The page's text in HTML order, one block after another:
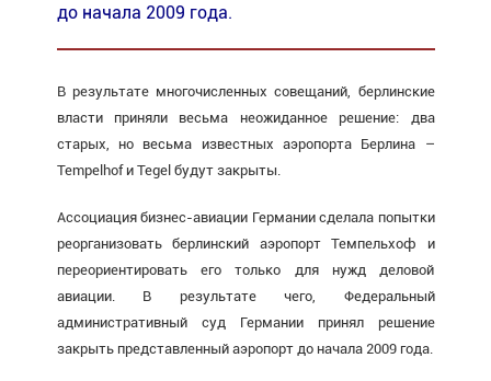
до начала 2009 года.
В результате многочисленных совещаний, берлинские
власти приняли весьма неожиданное решение: два
старых, но весьма известных аэропорта Берлина –
Tempelhof и Tegel будут закрыты.
Ассоциация бизнес-авиации Германии сделала попытки
реорганизовать берлинский аэропорт Темпельхоф и
переориентировать его только для нужд деловой
авиации. В результате чего, Федеральный
административный суд Германии принял решение
закрыть представленный аэропорт до начала 2009 года.